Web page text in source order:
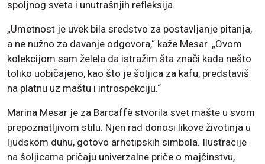
spoljnog sveta i unutrašnjih refleksija.
„Umetnost je uvek bila sredstvo za postavljanje pitanja,
a ne nužno za davanje odgovora,“ kaže Mesar. „Ovom
kolekcijom sam želela da istražim šta znači kada nešto
toliko uobičajeno, kao što je šoljica za kafu, predstaviš
na platnu uz maštu i introspekciju.“
Marina Mesar je za Barcaffè stvorila svet mašte u svom
prepoznatljivom stilu. Njen rad donosi likove životinja u
ljudskom duhu, gotovo arhetipskih simbola. Ilustracije
na šoljicama pričaju univerzalne priče o majčinstvu,